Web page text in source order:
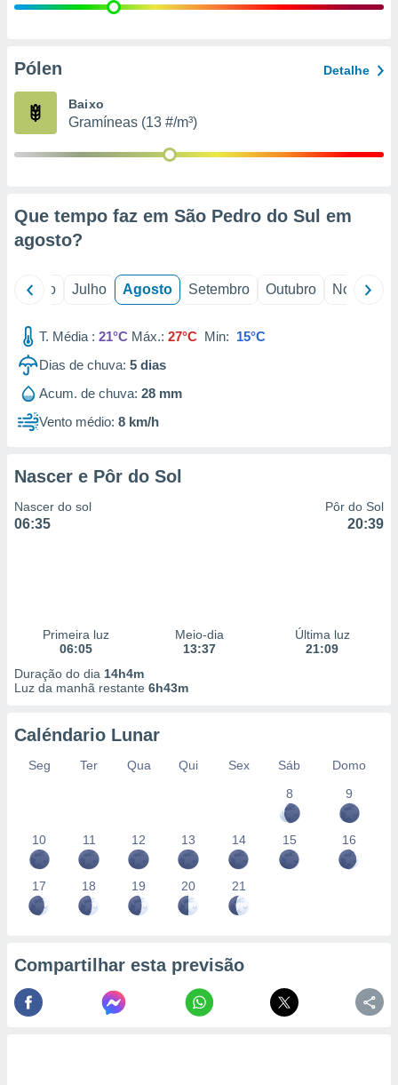
e
Pólen Detalhe
Baixo
Gramíneas (13 #/m³)
Que tempo faz em São Pedro do Sul em
agosto?
Junho Julho Agosto Setembro Outubro Novembro
T. Média : 21°C Máx.: 27°C Min: 15°C
Dias de chuva: 5 dias
Acum. de chuva: 28 mm
Vento médio: 8 km/h
Nascer e Pôr do Sol
Nascer do sol
06:35
Pôr do Sol
20:39
Primeira luz
06:05
Meio-dia
13:37
Última luz
21:09
Duração do dia 14h4m
Luz da manhã restante 6h43m
Caléndario Lunar
Seg Ter Qua Qui Sex Sáb
Domo
8
9
10 11 12 13 14 15 16
17 18 19 20 21
Compartilhar esta previsão